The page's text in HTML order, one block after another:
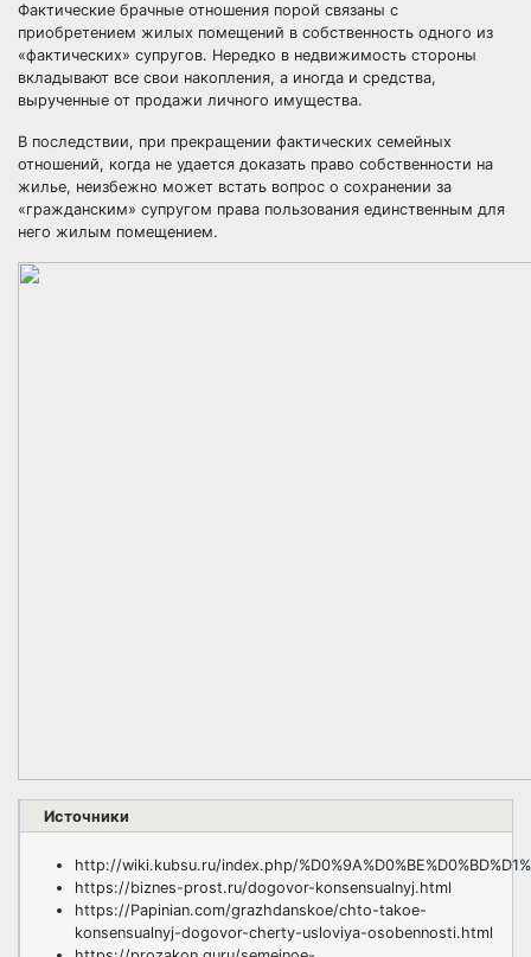
Фактические брачные отношения порой связаны с
приобретением жилых помещений в собственность одного из
«фактических» супругов. Нередко в недвижимость стороны
вкладывают все свои накопления, а иногда и средства,
вырученные от продажи личного имущества.
В последствии, при прекращении фактических семейных
отношений, когда не удается доказать право собственности на
жилье, неизбежно может встать вопрос о сохранении за
«гражданским» супругом права пользования единственным для
него жилым помещением.
Источники
http://wiki.kubsu.ru/index.php/
https://biznes-prost.ru/dogovor-konsensualnyj.html
https://Papinian.com/grazhdanskoe/chto-takoe-
konsensualnyj-dogovor-cherty-usloviya-osobennosti.html